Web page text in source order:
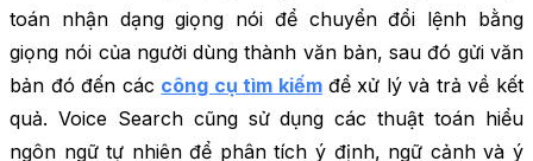
toán nhận dạng giọng nói để chuyển đổi lệnh bằng
giọng nói của người dùng thành văn bản, sau đó gửi văn
bản đó đến các công cụ tìm kiếm để xử lý và trả về kết
quả. Voice Search cũng sử dụng các thuật toán hiểu
ngôn ngữ tự nhiên để phân tích ý định, ngữ cảnh và ý